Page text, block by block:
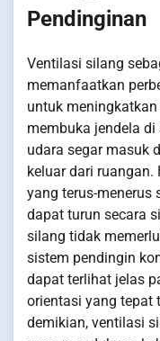
Pendinginan
Ventilasi silang
memanfaatkan
untuk
membuka jendela
udara segar masuk
keluar dari
yang terus-menerus
dapat turun secara
silang tidak
sistem pendingin
dapat terlihat jelas
orientasi yang tepat
demikian, ventilasi